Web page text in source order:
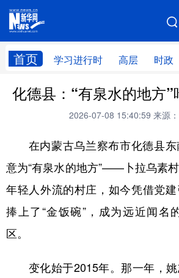
首页 学习进行时 高层 时政
网站地图
学习进行时 高层 时政
财经 网评
台湾 思客智库 全球连
科技 科创 量子
文化 书画 健康
访谈 视频 图片
食品 人居 信息
化德县：“有泉水的地方
2026-07-08 15:40:59 来源
在内蒙古乌兰察布市化德县东
意为“有泉水的地方”——卜拉乌素村
年轻人外流的村庄，如今凭借党建
捧上了“金饭碗”，成为远近闻名
区。
变化始于2015年。那一年，姚